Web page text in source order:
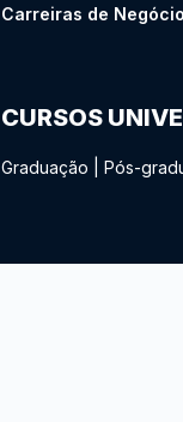
Carreiras de
CURSOS
Graduação Pós-